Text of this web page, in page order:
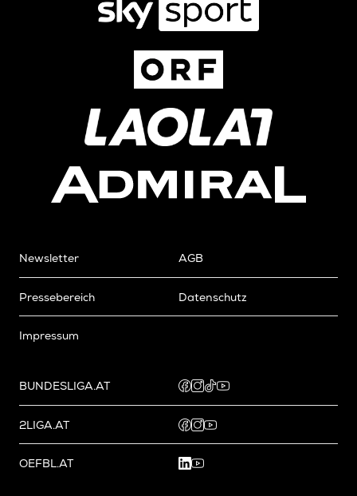
Newsletter
Pressebereich
Impressum
AGB
Datenschutz
BUNDESLIGA.AT
2LIGA.AT
OEFBL.AT